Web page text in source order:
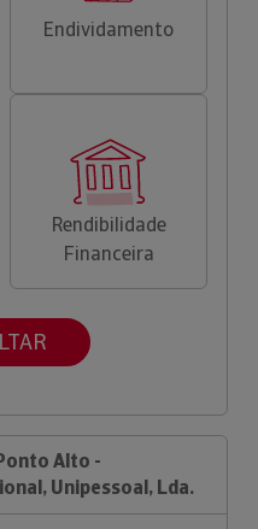
Endividamento
Rendibilidade
Financeira
Alto -
Unipessoal, Lda.